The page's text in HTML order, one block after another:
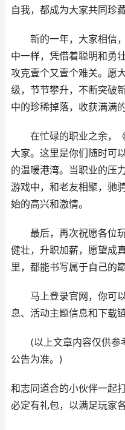
自我，都成为大家共同珍
新的一年，大家相信，
中一样，凭借着聪明和勇
攻克壹个又壹个难关。愿
级，节节攀升，不断突破
中的珍稀掉落，收获满满的
在忙碌的职业之余，《
大家。这里是你们随时可
的温暖港湾。当职业的压
游戏中，和老友相聚，驰
始的高兴和激情。
最后，再次祝愿各位玩
健壮，升职加薪，愿望成
里，都能书写属于自己的
马上登录官网，你可以
息、活动主题信息和下载链
(以上文章内容仅供参
公告为准。)
和志同道合的小伙伴一起
必定有礼包，以满足玩家